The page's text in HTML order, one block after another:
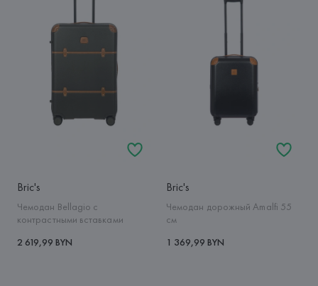
Bric's
Чемодан Bellagio с
контрастными вставками
2 619,99 BYN
Bric's
Чемодан дорожный Amalfi 55
см
1 369,99 BYN